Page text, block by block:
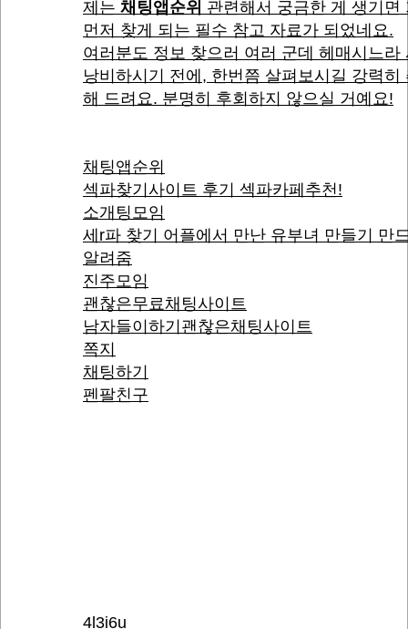
제는 채팅앱순위 관련해서 궁금한 게 생기면
먼저 찾게 되는 필수 참고 자료가 되었네요.
여러분도 정보 찾으러 여러 군데 헤매시느라
낭비하시기 전에, 한번쯤 살펴보시길 강력히
해 드려요. 분명히 후회하지 않으실 거예요!
채팅앱순위
섹파찾기사이트 후기 섹파카페추천!
소개팅모임
세r파 찾기 어플에서 만난 유부녀 만들기 만
알려줌
진주모임
괜찮은무료채팅사이트
남자들이하기괜찮은채팅사이트
쪽지
채팅하기
펜팔친구
4l3i6u